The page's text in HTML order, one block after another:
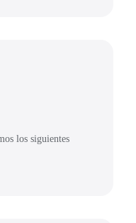
los siguientes